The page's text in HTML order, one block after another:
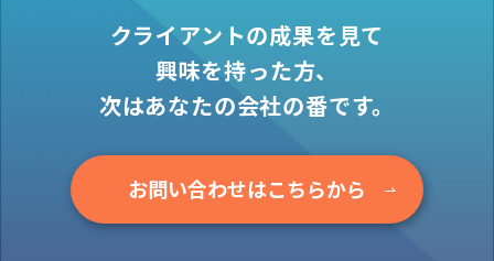
PGハウスについて
クライアントの成果を見て
興味を持った方、
次はあなたの会社の番です。
お問い合わせはこちらから